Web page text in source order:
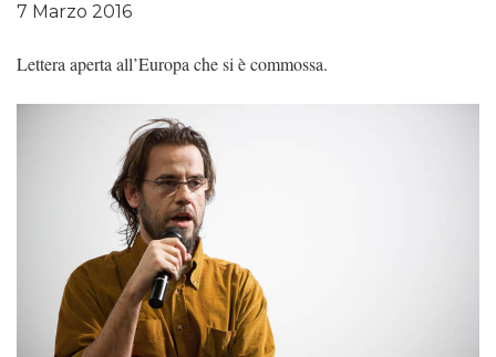
7 Marzo 2016
Lettera aperta all’Europa che si è commossa.